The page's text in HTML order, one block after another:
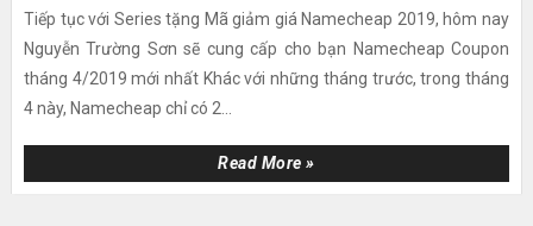
Tiếp tục với Series tặng Mã giảm giá Namecheap 2019, hôm nay
Nguyễn Trường Sơn sẽ cung cấp cho bạn Namecheap Coupon
tháng 4/2019 mới nhất Khác với những tháng trước, trong tháng
4 này, Namecheap chỉ có 2...
Read More »